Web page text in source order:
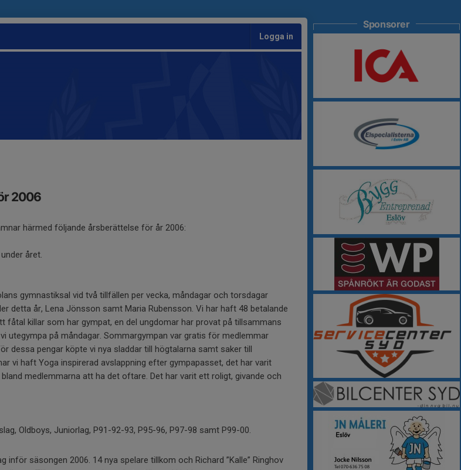
Logga in
2006
härmed följande årsberättelse för år 2006:
året.
gymnastiksal vid två tillfällen per vecka, måndagar och torsdagar
detta år, Lena Jönsson samt Maria Rubensson. Vi har haft 48 betalande
fåtal killar som har gympat, en del ungdomar har provat på tillsammans
utegympa på måndagar. Sommargympan var gratis för medlemmar
dessa pengar köpte vi nya sladdar till högtalarna samt saker till
vi haft Yoga inspirerad avslappning efter gympapasset, det har varit
medlemmarna att ha det oftare. Det har varit ett roligt, givande och
Oldboys, Juniorlag, P91-92-93, P95-96, P97-98 samt P99-00.
inför säsongen 2006. 14 nya spelare tillkom och Richard ”Kalle” Ringhov
Sponsorer